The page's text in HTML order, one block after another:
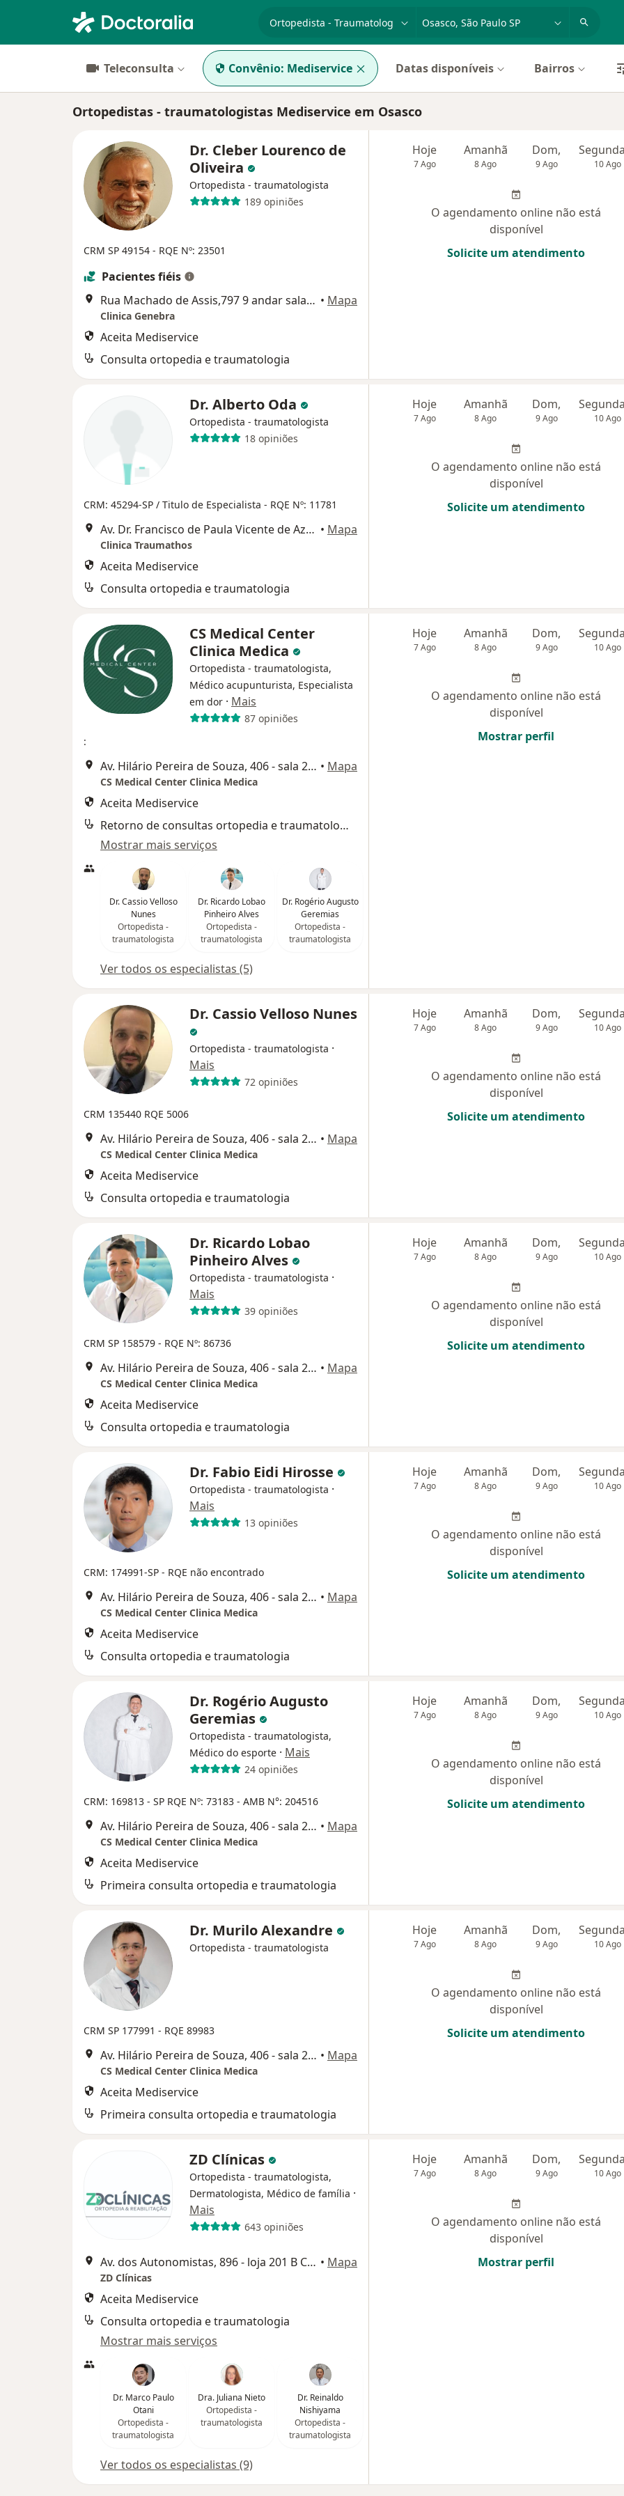
Teleconsulta Convênio: Mediservice Datas disponíveis Bairros
Ortopedistas - traumatologistas Mediservice em Osasco
Dr. Cleber Lourenco de
Oliveira
Ortopedista - traumatologista
189 opiniões
CRM SP 49154 - RQE Nº: 23501
Pacientes fiéis
Rua Machado de Assis,797 9 andar sala 910, Osasco • Mapa
Clinica Genebra
Aceita Mediservice
Consulta ortopedia e traumatologia
Hoje
7 Ago
Amanhã
8 Ago
Dom,
9 Ago 10 Ago
O agendamento online não está
disponível
Solicite um atendimento
Dr. Alberto Oda
Ortopedista - traumatologista
18 opiniões
CRM: 45294-SP / Titulo de Especialista - RQE Nº: 11781
Av. Dr. Francisco de Paula Vicente de Azevedo 258, São Paulo • Mapa
Clinica Traumathos
Aceita Mediservice
Consulta ortopedia e traumatologia
Hoje
7 Ago
Amanhã
8 Ago
Dom,
9 Ago 10 Ago
O agendamento online não está
disponível
Solicite um atendimento
CS Medical Center
Clinica Medica
Ortopedista - traumatologista,
Médico acupunturista, Especialista
em dor · Mais
87 opiniões
:
Av. Hilário Pereira de Souza, 406 - sala 2111 bloco 2, Osasco • Mapa
CS Medical Center Clinica Medica
Aceita Mediservice
Retorno de consultas ortopedia e traumatologia
Mostrar mais serviços
Dr. Cassio Velloso
Nunes
Ortopedista -
traumatologista
Dr. Ricardo Lobao
Pinheiro Alves
Ortopedista -
traumatologista
Dr. Rogério Augusto
Geremias
Ortopedista -
traumatologista
Ver todos os especialistas (5)
Hoje
7 Ago
Amanhã
8 Ago
Dom,
9 Ago 10 Ago
O agendamento online não está
disponível
Mostrar perfil
Dr. Cassio Velloso Nunes
Ortopedista - traumatologista ·
Mais
72 opiniões
CRM 135440 RQE 5006
Av. Hilário Pereira de Souza, 406 - sala 2111 bloco 2, Osasco • Mapa
CS Medical Center Clinica Medica
Aceita Mediservice
Consulta ortopedia e traumatologia
Hoje
7 Ago
Amanhã
8 Ago
Dom,
9 Ago 10 Ago
O agendamento online não está
disponível
Solicite um atendimento
Dr. Ricardo Lobao
Pinheiro Alves
Ortopedista - traumatologista ·
Mais
39 opiniões
CRM SP 158579 - RQE Nº: 86736
Av. Hilário Pereira de Souza, 406 - sala 2111 bloco 2, Osasco • Mapa
CS Medical Center Clinica Medica
Aceita Mediservice
Consulta ortopedia e traumatologia
Hoje
7 Ago
Amanhã
8 Ago
Dom,
9 Ago 10 Ago
O agendamento online não está
disponível
Solicite um atendimento
Dr. Fabio Eidi Hirosse
Ortopedista - traumatologista ·
Mais
13 opiniões
CRM: 174991-SP - RQE não encontrado
Av. Hilário Pereira de Souza, 406 - sala 2111 bloco 2, Osasco • Mapa
CS Medical Center Clinica Medica
Aceita Mediservice
Consulta ortopedia e traumatologia
Hoje
7 Ago
Amanhã
8 Ago
Dom,
9 Ago 10 Ago
O agendamento online não está
disponível
Solicite um atendimento
Dr. Rogério Augusto
Geremias
Ortopedista - traumatologista,
Médico do esporte · Mais
24 opiniões
CRM: 169813 - SP RQE Nº: 73183 - AMB N°: 204516
Av. Hilário Pereira de Souza, 406 - sala 2111 bloco 2, Osasco • Mapa
CS Medical Center Clinica Medica
Aceita Mediservice
Primeira consulta ortopedia e traumatologia
Hoje
7 Ago
Amanhã
8 Ago
Dom,
9 Ago 10 Ago
O agendamento online não está
disponível
Solicite um atendimento
Dr. Murilo Alexandre
Ortopedista - traumatologista
CRM SP 177991 - RQE 89983
Av. Hilário Pereira de Souza, 406 - sala 2111 bloco 2, Osasco • Mapa
CS Medical Center Clinica Medica
Aceita Mediservice
Primeira consulta ortopedia e traumatologia
Hoje
7 Ago
Amanhã
8 Ago
Dom,
9 Ago 10 Ago
O agendamento online não está
disponível
Solicite um atendimento
ZD Clínicas
Ortopedista - traumatologista,
Dermatologista, Médico de família ·
Mais
643 opiniões
Av. dos Autonomistas, 896 - loja 201 B Centro, Osasco • Mapa
ZD Clínicas
Aceita Mediservice
Consulta ortopedia e traumatologia
Mostrar mais serviços
Dr. Marco Paulo
Otani
Ortopedista -
traumatologista
Dra. Juliana Nieto
Ortopedista -
traumatologista
Dr. Reinaldo
Nishiyama
Ortopedista -
traumatologista
Ver todos os especialistas (9)
Hoje
7 Ago
Amanhã
8 Ago
Dom,
9 Ago 10 Ago
O agendamento online não está
disponível
Mostrar perfil